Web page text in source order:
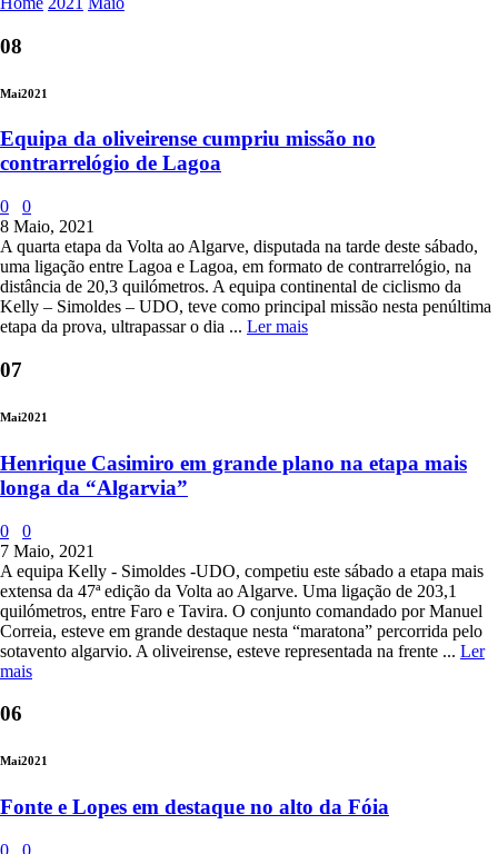
08
Mai2021
Equipa da oliveirense cumpriu missão no
contrarrelógio de Lagoa
0
0
8 Maio, 2021
A quarta etapa da Volta ao Algarve, disputada na tarde deste sábado,
uma ligação entre Lagoa e Lagoa, em formato de contrarrelógio, na
distância de 20,3 quilómetros. A equipa continental de ciclismo da
Kelly – Simoldes – UDO, teve como principal missão nesta penúltima
etapa da prova, ultrapassar o dia ... Ler mais
07
Mai2021
Henrique Casimiro em grande plano na etapa mais
longa da “Algarvia”
0
0
7 Maio, 2021
A equipa Kelly - Simoldes -UDO, competiu este sábado a etapa mais
extensa da 47ª edição da Volta ao Algarve. Uma ligação de 203,1
quilómetros, entre Faro e Tavira. O conjunto comandado por Manuel
Correia, esteve em grande destaque nesta “maratona” percorrida pelo
sotavento algarvio. A oliveirense, esteve representada na frente ... Ler
mais
06
Mai2021
Fonte e Lopes em destaque no alto da Fóia
0 0